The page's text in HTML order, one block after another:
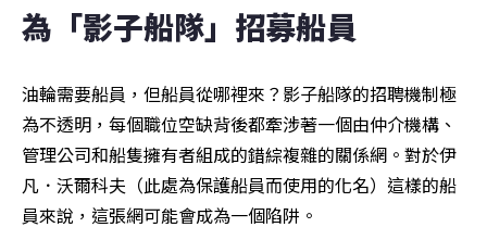
為「影子船隊」招募船員
油輪需要船員，但船員從哪裡來？影子船隊的招聘機制極
為不透明，每個職位空缺背後都牽涉著一個由仲介機構、
管理公司和船隻擁有者組成的錯綜複雜的關係網。對於伊
凡．沃爾科夫（此處為保護船員而使用的化名）這樣的船
員來說，這張網可能會成為一個陷阱。